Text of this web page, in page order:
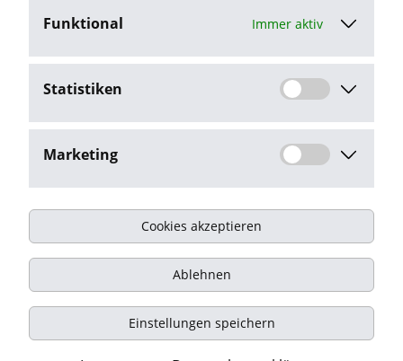
Funktional Immer aktiv
Statistiken
Marketing
Cookies akzeptieren
Ablehnen
Einstellungen speichern
Mit dem Klick auf "Job-Agent aktivieren" stimme ich den
Impressum
Datenschutz
Kontakt